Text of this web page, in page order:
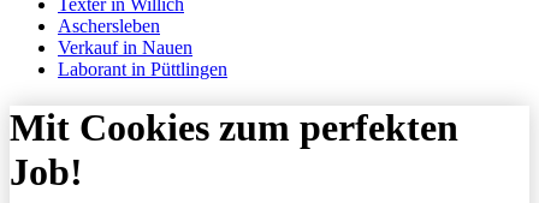
Aschersleben
Verkauf in Nauen
Laborant in Püttlingen
Mit Cookies zum perfekten
Job!